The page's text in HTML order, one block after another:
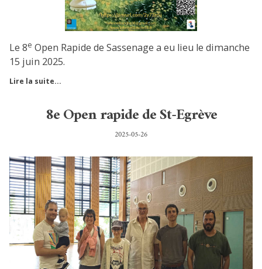
Le 8e Open Rapide de Sassenage a eu lieu le dimanche
15 juin 2025.
Lire la suite...
8e Open rapide de St-Egrève
2025-05-26